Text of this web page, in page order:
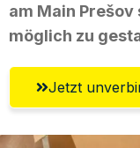
am Main
möglich zu
Jetzt